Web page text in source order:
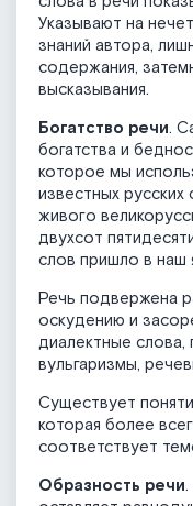
Указывают на
знаний автора,
содержания,
высказывания.
Богатство речи.
богатства и
которое мы
известных
живого
двухсот
слов пришло в наш
Речь подвержена
оскудению и
диалектные
вульгаризмы,
Существует
которая более
соответствует
Образность речи